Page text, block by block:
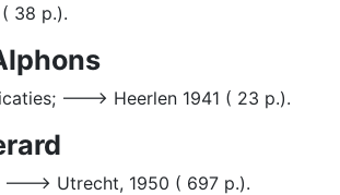
38 p.).
---> Heerlen 1941 ( 23 p.).
---> Utrecht, 1950 ( 697 p.).